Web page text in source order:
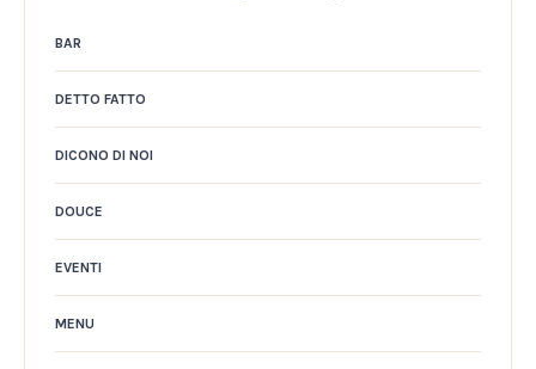
BAR
DETTO FATTO
DICONO DI NOI
DOUCE
EVENTI
MENU